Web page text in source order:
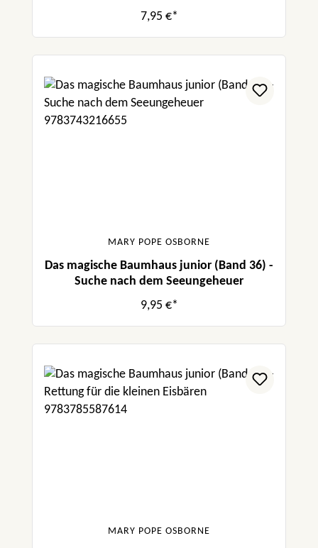
7,95 €*
MARY POPE OSBORNE
Das magische Baumhaus junior (Band 36) -
Suche nach dem Seeungeheuer
9,95 €*
MARY POPE OSBORNE